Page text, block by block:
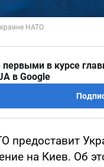
первыми в курсе
в Google
предоставит
на Киев. Об